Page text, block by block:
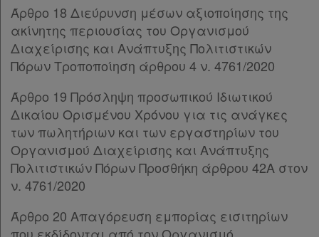
Απόκτηση
Συνδρομής
Ατομική
συνδρομή
Ομαδικά
πακέτα
σε
Άρθρο 18 Διεύρυνση μέσων αξιοποίησης της
ακίνητης περιουσίας του Οργανισμού
Διαχείρισης και Ανάπτυξης Πολιτιστικών
Πόρων Τροποποίηση άρθρου 4 ν. 4761/2020
Άρθρο 19 Πρόσληψη προσωπικού Ιδιωτικού
Δικαίου Ορισμένου Χρόνου για τις ανάγκες
των πωλητήριων και των εργαστηρίων του
Οργανισμού Διαχείρισης και Ανάπτυξης
Πολιτιστικών Πόρων Προσθήκη άρθρου 42Α στον
ν. 4761/2020
Άρθρο 20 Απαγόρευση εμπορίας εισιτηρίων